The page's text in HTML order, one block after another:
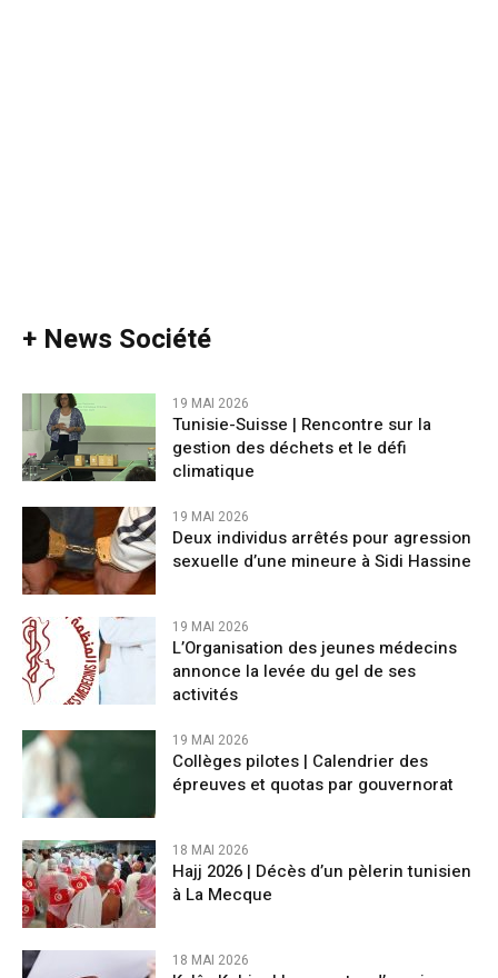
+ News Société
19 MAI 2026
Tunisie-Suisse | Rencontre sur la
gestion des déchets et le défi
climatique
19 MAI 2026
Deux individus arrêtés pour agression
sexuelle d’une mineure à Sidi Hassine
19 MAI 2026
L’Organisation des jeunes médecins
annonce la levée du gel de ses
activités
19 MAI 2026
Collèges pilotes | Calendrier des
épreuves et quotas par gouvernorat
18 MAI 2026
Hajj 2026 | Décès d’un pèlerin tunisien
à La Mecque
18 MAI 2026